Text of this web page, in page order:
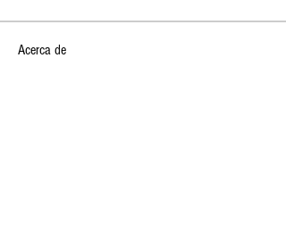
Acerca de